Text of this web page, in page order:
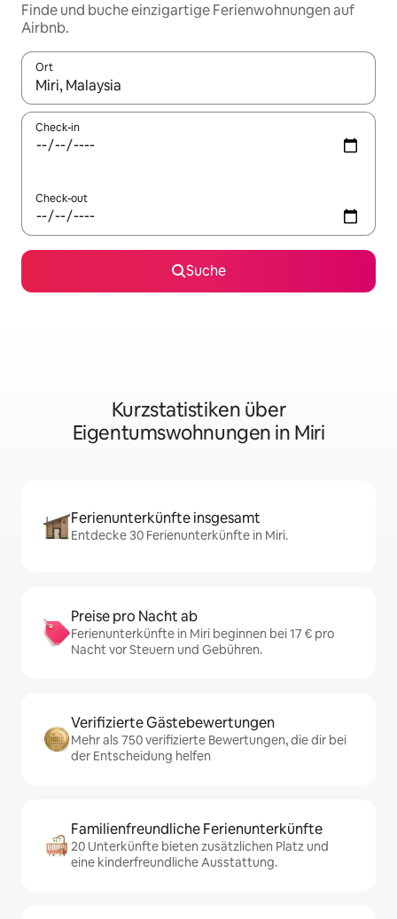
Finde und buche einzigartige Ferienwohnungen auf
Airbnb.
Ort
Wenn Ergebnisse verfügbar sind, navigiere mit den
Check-in
Check-out
Suche
Kurzstatistiken über
Eigentumswohnungen in Miri
Ferienunterkünfte insgesamt
Entdecke 30 Ferienunterkünfte in Miri.
Preise pro Nacht ab
Ferienunterkünfte in Miri beginnen bei 17 € pro
Nacht vor Steuern und Gebühren.
Verifizierte Gästebewertungen
Mehr als 750 verifizierte Bewertungen, die dir bei
der Entscheidung helfen
Familienfreundliche Ferienunterkünfte
20 Unterkünfte bieten zusätzlichen Platz und
eine kinderfreundliche Ausstattung.